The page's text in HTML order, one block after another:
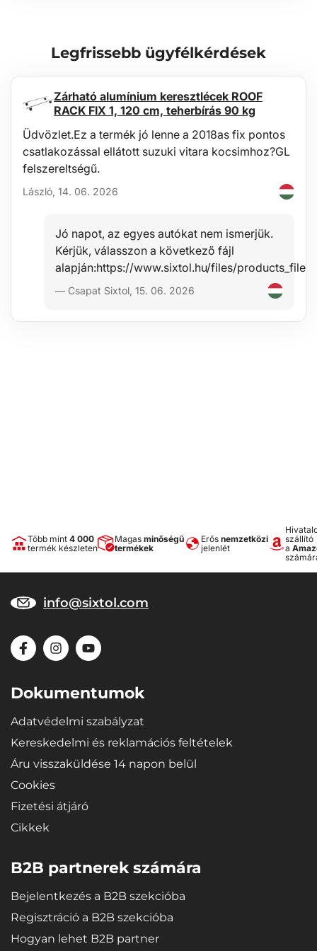
Súly: 11,55 kg
Legfrissebb ügyfélkérdések
Zárható alumínium keresztlécek ROOF
RACK FIX 1, 120 cm, teherbírás 90 kg
Üdvözlet.Ez a termék jó lenne a 2018as fix pontos
csatlakozással ellátott suzuki vitara kocsimhoz?GL
felszereltségű.
László, 14. 06. 2026
Jó napot, az egyes autókat nem ismerjük.
Kérjük, válasszon a következő fájl
alapján:https://www.sixtol.hu/files/
— Csapat Sixtol, 15. 06. 2026
Több mint 4 000
termék készleten
Magas minőségű
termékek
Erős nemzetközi
jelenlét
szállító
a
info@sixtol.com
Dokumentumok
Adatvédelmi szabályzat
Kereskedelmi és reklamációs feltételek
Áru visszaküldése 14 napon belül
Cookies
Fizetési átjáró
Cikkek
B2B partnerek számára
Bejelentkezés a B2B szekcióba
Regisztráció a B2B szekcióba
Hogyan lehet B2B partner